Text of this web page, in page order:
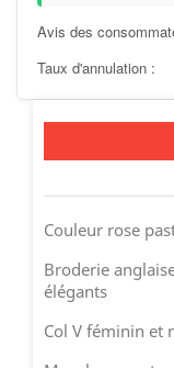
Avis des
Taux d'annulation :
Couleur rose
Broderie
élégants
Col V féminin et